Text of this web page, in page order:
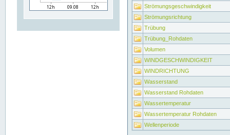
Strömungsgeschwindigkeit
Strömungsrichtung
Trübung
Trübung_Rohdaten
Volumen
WINDGESCHWINDIGKEIT
WINDRICHTUNG
Wasserstand
Wasserstand Rohdaten
Wassertemperatur
Wassertemperatur Rohdaten
Wellenperiode